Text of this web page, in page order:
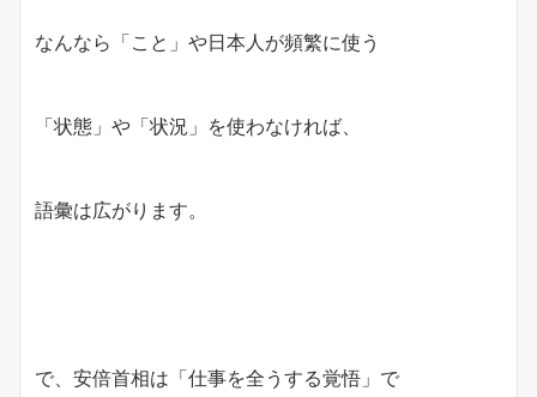
なんなら「こと」や日本人が頻繁に使う
「状態」や「状況」を使わなければ、
語彙は広がります。
で、安倍首相は「仕事を全うする覚悟」で